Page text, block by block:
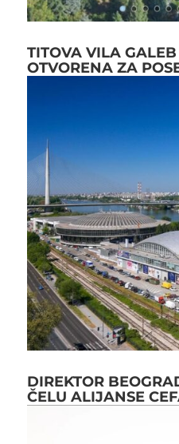
TITOVA VILA
OTVORENA ZA
DIREKTOR
ČELU ALIJANSE